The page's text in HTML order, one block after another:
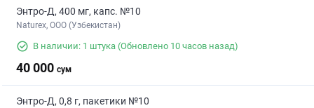
Энтро-Д, 400 мг, капс. №10
Naturex, OOO (Узбекистан)
В наличии: 1 штука (Обновлено 10 часов назад)
40 000 сум
Энтро-Д, 0,8 г, пакетики №10